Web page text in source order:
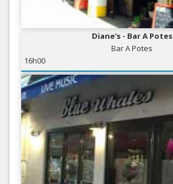
Diane's - Bar A Potes
Bar A Potes
16h00